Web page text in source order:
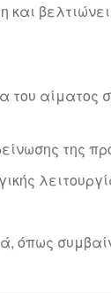
και
του αίματος
της
όπως